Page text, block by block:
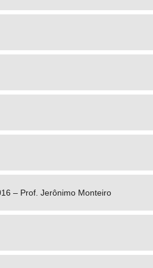
– Prof. Jerônimo Monteiro